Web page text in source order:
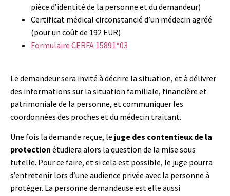
pièce d’identité de la personne et du demandeur)
Certificat médical circonstancié d’un médecin agréé
(pour un coût de 192 EUR)
Formulaire CERFA 15891*03
Le demandeur sera invité à décrire la situation, et à délivrer
des informations sur la situation familiale, financière et
patrimoniale de la personne, et communiquer les
coordonnées des proches et du médecin traitant.
Une fois la demande reçue, le juge des contentieux de la
protection étudiera alors la question de la mise sous
tutelle. Pour ce faire, et si cela est possible, le juge pourra
s’entretenir lors d’une audience privée avec la personne à
protéger. La personne demandeuse est elle aussi